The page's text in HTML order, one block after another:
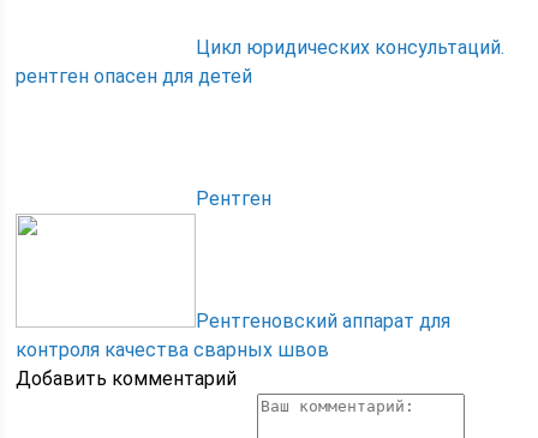
Цикл юридических консультаций.
рентген опасен для детей
Рентген
Рентгеновский аппарат для
контроля качества сварных швов
Добавить комментарий